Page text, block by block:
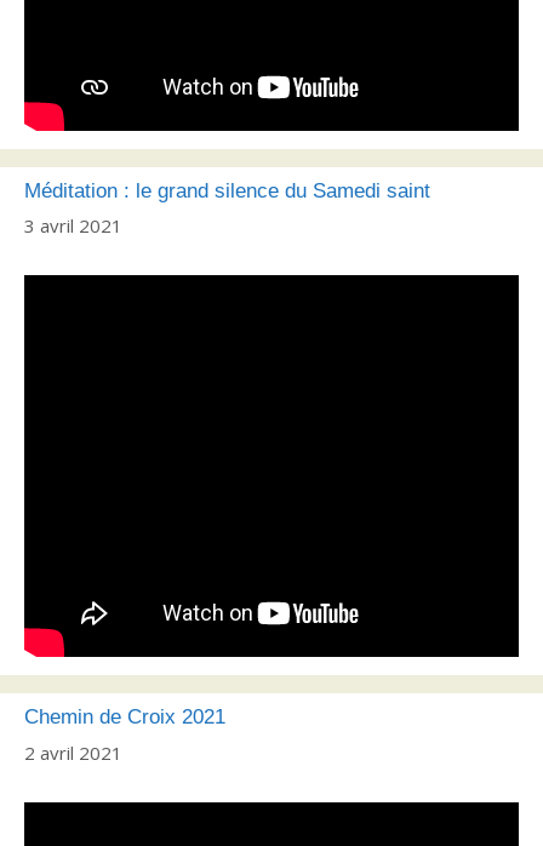
Méditation : le grand silence du Samedi saint
3 avril 2021
Chemin de Croix 2021
2 avril 2021